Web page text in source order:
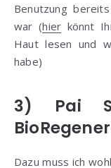
Benutzung
war (hier könnt
Haut lesen und
habe)
3) Pai
Dazu muss ich